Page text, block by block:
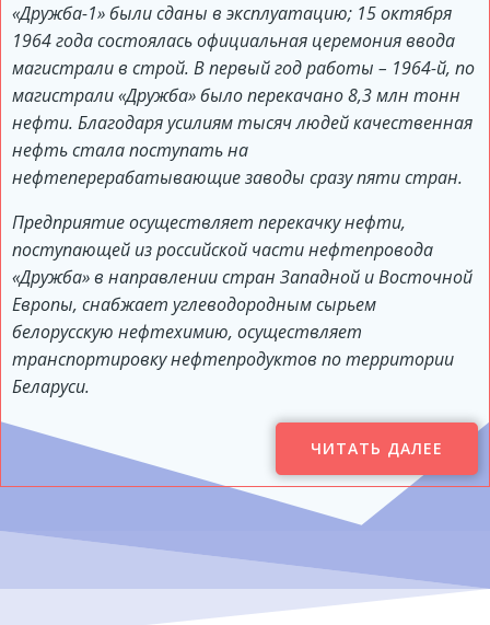
«Дружба-1» были сданы в эксплуатацию; 15 октября
1964 года состоялась официальная церемония ввода
магистрали в строй. В первый год работы – 1964-й, по
магистрали «Дружба» было перекачано 8,3 млн тонн
нефти. Благодаря усилиям тысяч людей качественная
нефть стала поступать на
нефтеперерабатывающие заводы сразу пяти стран.
Предприятие осуществляет перекачку нефти,
поступающей из российской части нефтепровода
«Дружба» в направлении стран Западной и Восточной
Европы, снабжает углеводородным сырьем
белорусскую нефтехимию, осуществляет
транспортировку нефтепродуктов по территории
Беларуси.
ЧИТАТЬ ДАЛЕЕ